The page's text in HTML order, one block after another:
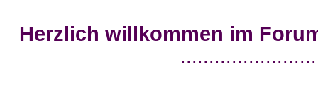
Herzlich willkommen im